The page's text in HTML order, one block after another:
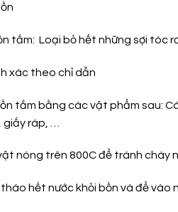
tắm: Loại bỏ hết những sợi tóc
xác theo chỉ dẫn
tắm bằng các vật phẩm sau:
ráp, …
nóng trên 800C để tránh cháy
hết nước khỏi bồn và để vào